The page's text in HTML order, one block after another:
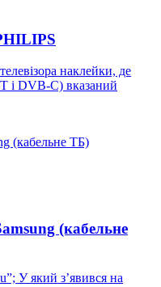
наклейки, де
і DVB-C) вказаний
(кабельне
У який з’явився на